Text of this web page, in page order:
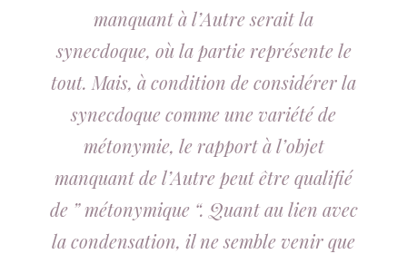
manquant à l’Autre serait la
synecdoque, où la partie représente le
tout. Mais, à condition de considérer la
synecdoque comme une variété de
métonymie, le rapport à l’objet
manquant de l’Autre peut être qualifié
de ” métonymique “. Quant au lien avec
la condensation, il ne semble venir que